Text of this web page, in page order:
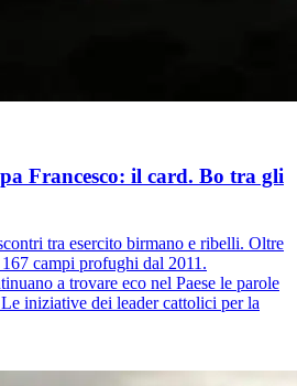
Francesco: il card. Bo tra gli
tra esercito birmano e ribelli. Oltre
campi profughi dal 2011.
a trovare eco nel Paese le parole
iniziative dei leader cattolici per la